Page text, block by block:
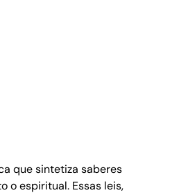
que sintetiza saberes
o espiritual. Essas leis,